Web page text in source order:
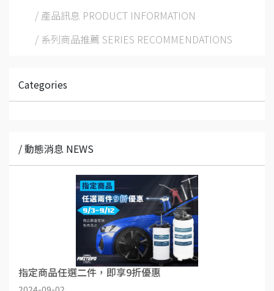
/ 產品訊息 PRODUCT INFORMATION
/ 系列商品推薦 SERIES RECOMMENDATIONS
Categories
/ 動態消息 NEWS
指定商品任選二件，即享9折優惠